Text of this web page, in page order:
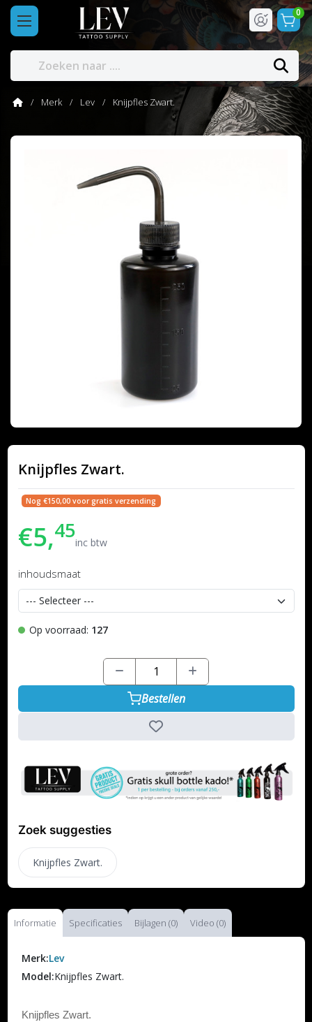
0
Merk Lev Knijpfles Zwart.
Knijpfles Zwart.
Nog €150,00 voor gratis verzending
€5,45inc btw
inhoudsmaat
Op voorraad: 127
Bestellen
Zoek suggesties
Knijpfles Zwart.
Informatie Specificaties Bijlagen (0) Video (0)
Merk:Lev
Model:Knijpfles Zwart.
Knijpfles Zwart.